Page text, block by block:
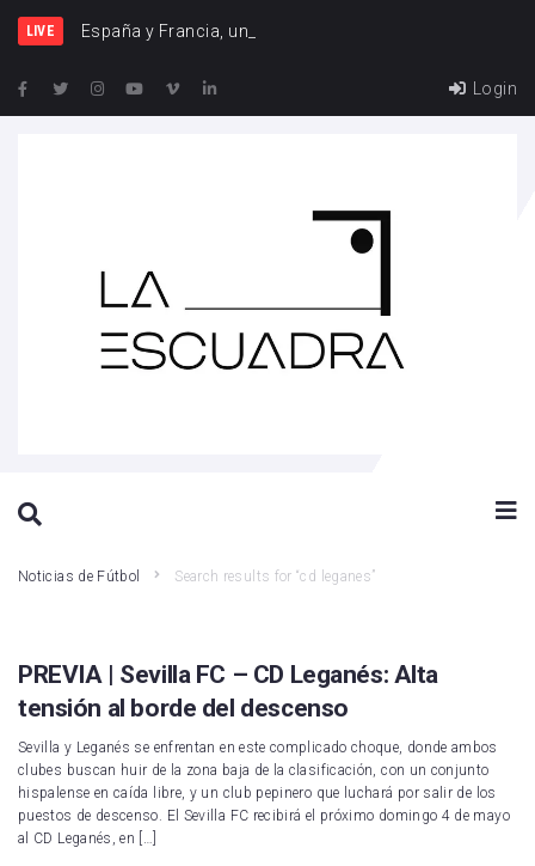
LIVE España y Francia, una rivalid
Login
Noticias de Fútbol Search results for “cd leganes”
PREVIA | Sevilla FC – CD Leganés: Alta
tensión al borde del descenso
Sevilla y Leganés se enfrentan en este complicado choque, donde ambos
clubes buscan huir de la zona baja de la clasificación, con un conjunto
hispalense en caída libre, y un club pepinero que luchará por salir de los
puestos de descenso. El Sevilla FC recibirá el próximo domingo 4 de mayo
al CD Leganés, en […]